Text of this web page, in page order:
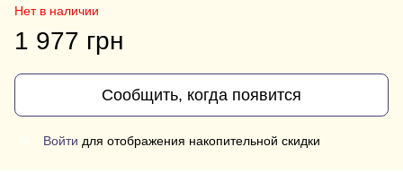
Нет в наличии
1 977 грн
Сообщить, когда появится
Войти для отображения накопительной скидки